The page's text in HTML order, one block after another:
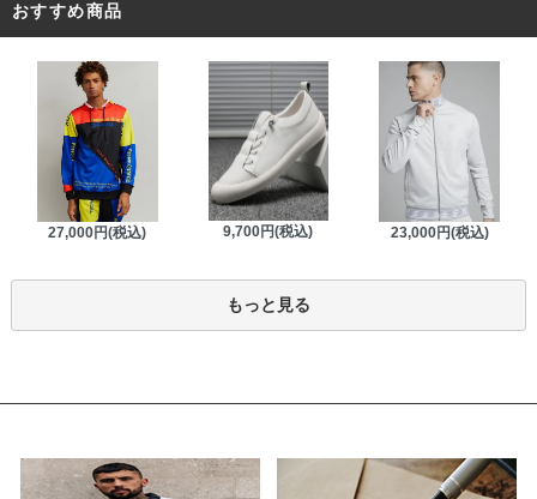
おすすめ商品
27,000円(税込) 9,700円(税込) 23,000円(税込)
もっと見る